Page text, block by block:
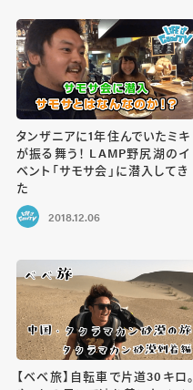
タンザニアに1年住んでいたミキ
が振る舞う！ LAMP野尻湖のイ
ベント「サモサ会」に潜入してき
た
2018.12.06
【ベベ旅】自転車で片道30キロ。